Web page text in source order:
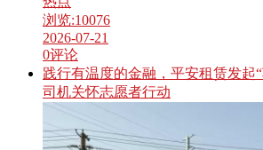
浏览:10076
2026-07-21
0评论
践行有温度的金融，平安租赁发起
司机关怀志愿者行动